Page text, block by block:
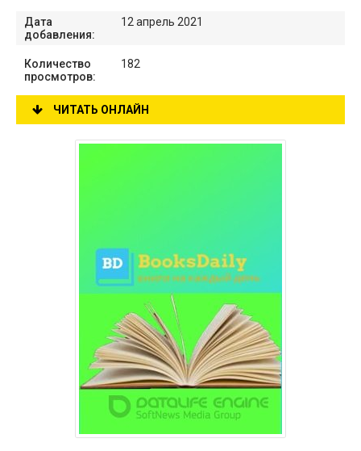
Дата
добавления:
12 апрель 2021
Количество
просмотров:
182
ЧИТАТЬ ОНЛАЙН